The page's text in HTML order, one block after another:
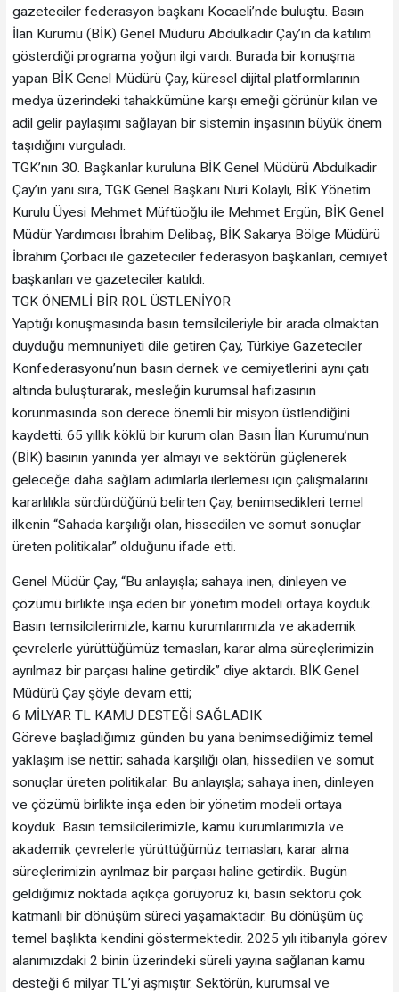
gazeteciler federasyon başkanı Kocaeli’nde buluştu. Basın
İlan Kurumu (BİK) Genel Müdürü Abdulkadir Çay’ın da katılım
gösterdiği programa yoğun ilgi vardı. Burada bir konuşma
yapan BİK Genel Müdürü Çay, küresel dijital platformlarının
medya üzerindeki tahakkümüne karşı emeği görünür kılan ve
adil gelir paylaşımı sağlayan bir sistemin inşasının büyük önem
taşıdığını vurguladı.
TGK’nın 30. Başkanlar kuruluna BİK Genel Müdürü Abdulkadir
Çay’ın yanı sıra, TGK Genel Başkanı Nuri Kolaylı, BİK Yönetim
Kurulu Üyesi Mehmet Müftüoğlu ile Mehmet Ergün, BİK Genel
Müdür Yardımcısı İbrahim Delibaş, BİK Sakarya Bölge Müdürü
İbrahim Çorbacı ile gazeteciler federasyon başkanları, cemiyet
başkanları ve gazeteciler katıldı.
TGK ÖNEMLİ BİR ROL ÜSTLENİYOR
Yaptığı konuşmasında basın temsilcileriyle bir arada olmaktan
duyduğu memnuniyeti dile getiren Çay, Türkiye Gazeteciler
Konfederasyonu’nun basın dernek ve cemiyetlerini aynı çatı
altında buluşturarak, mesleğin kurumsal hafızasının
korunmasında son derece önemli bir misyon üstlendiğini
kaydetti. 65 yıllık köklü bir kurum olan Basın İlan Kurumu’nun
(BİK) basının yanında yer almayı ve sektörün güçlenerek
geleceğe daha sağlam adımlarla ilerlemesi için çalışmalarını
kararlılıkla sürdürdüğünü belirten Çay, benimsedikleri temel
ilkenin “Sahada karşılığı olan, hissedilen ve somut sonuçlar
üreten politikalar” olduğunu ifade etti.
Genel Müdür Çay, “Bu anlayışla; sahaya inen, dinleyen ve
çözümü birlikte inşa eden bir yönetim modeli ortaya koyduk.
Basın temsilcilerimizle, kamu kurumlarımızla ve akademik
çevrelerle yürüttüğümüz temasları, karar alma süreçlerimizin
ayrılmaz bir parçası haline getirdik” diye aktardı. BİK Genel
Müdürü Çay şöyle devam etti;
6 MİLYAR TL KAMU DESTEĞİ SAĞLADIK
Göreve başladığımız günden bu yana benimsediğimiz temel
yaklaşım ise nettir; sahada karşılığı olan, hissedilen ve somut
sonuçlar üreten politikalar. Bu anlayışla; sahaya inen, dinleyen
ve çözümü birlikte inşa eden bir yönetim modeli ortaya
koyduk. Basın temsilcilerimizle, kamu kurumlarımızla ve
akademik çevrelerle yürüttüğümüz temasları, karar alma
süreçlerimizin ayrılmaz bir parçası haline getirdik. Bugün
geldiğimiz noktada açıkça görüyoruz ki, basın sektörü çok
katmanlı bir dönüşüm süreci yaşamaktadır. Bu dönüşüm üç
temel başlıkta kendini göstermektedir. 2025 yılı itibarıyla görev
alanımızdaki 2 binin üzerindeki süreli yayına sağlanan kamu
desteği 6 milyar TL’yi aşmıştır. Sektörün, kurumsal ve